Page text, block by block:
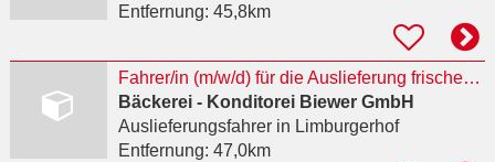
Entfernung: 45,8km
Fahrer/in (m/w/d) für die Auslieferung frischer Backwaren in TEILZEIT (früh/vormittags) gesucht!
Bäckerei - Konditorei Biewer GmbH
Auslieferungsfahrerin Limburgerhof
Entfernung: 47,0km